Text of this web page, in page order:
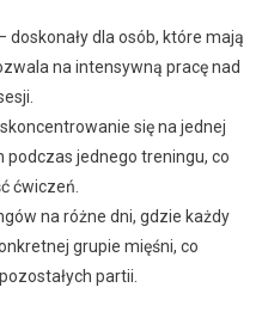
doskonały dla osób, które mają
na intensywną pracę nad
się na jednej
podczas jednego treningu, co
ćwiczeń.
na różne dni, gdzie każdy
grupie mięśni, co
partii.